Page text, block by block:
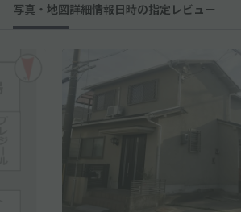
写真・地図詳細情報日時の指定 レビュー